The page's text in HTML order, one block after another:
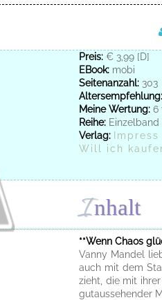
Preis: € 3,99 [D]
EBook: mobi
Seitenanzahl: 303
Altersempfehlung:
Meine Wertung: 6
Reihe: Einzelband
Verlag:
Impress
Will ich
Inhalt
**Wenn Chaos
Vanny Mandel
auch mit dem
zieht, die mit
gutaussehender